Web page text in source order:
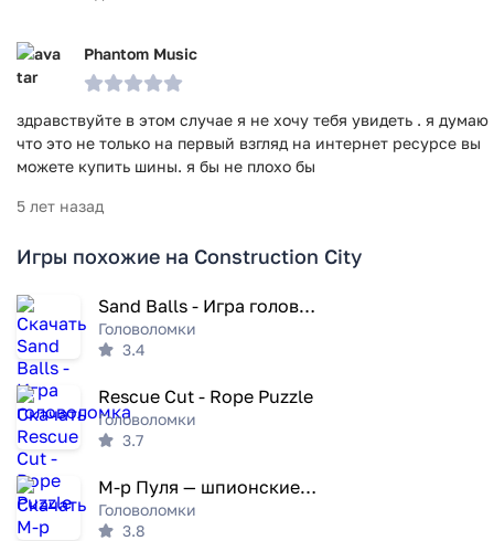
Phantom Music
здравствуйте в этом случае я не хочу тебя увидеть . я думаю
что это не только на первый взгляд на интернет ресурсе вы
можете купить шины. я бы не плохо бы
5 лет назад
Игры похожие на Construction City
Sand Balls - Игра головоломка
Головоломки
3.4
Rescue Cut - Rope Puzzle
Головоломки
3.7
М-р Пуля — шпионские задачки
Головоломки
3.8